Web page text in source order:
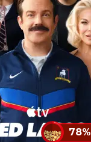
78%